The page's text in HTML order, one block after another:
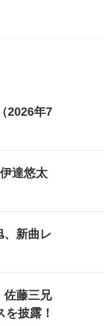
2026年7
達悠太
新曲レ
佐藤三兄
披露！